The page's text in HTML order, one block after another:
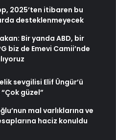
2025’ten itibaren bu
desteklenmeyecek
Bir yanda ABD, bir
biz de Emevi Camii’nde
sevgilisi Elif Üngür’ü
güzel”
mal varlıklarına ve
haciz konuldu